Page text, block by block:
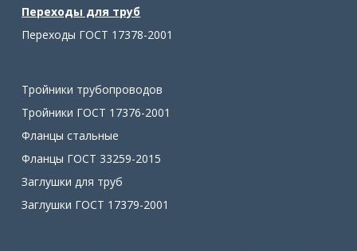
Переходы для труб
Переходы ГОСТ 17378-2001
Тройники трубопроводов
Тройники ГОСТ 17376-2001
Фланцы стальные
Фланцы ГОСТ 33259-2015
Заглушки для труб
Заглушки ГОСТ 17379-2001